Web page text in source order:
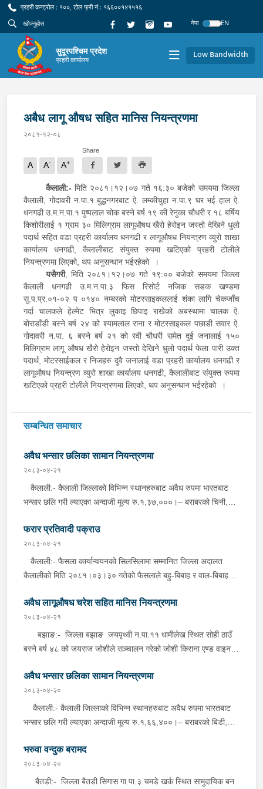
प्रहरी कन्ट्रोल : १००, टोल फ्री नं.: १६६००१४१५१६
नेपा
EN
सुदूरपश्चिम प्रदेश
प्रहरी कार्यालय Low Bandwidth
अबैध लागू औषध सहित मानिस नियन्त्रणमा
२०८१-१२-०८
A A- A+
Share
कैलाली:- मिति २०८१।१२।०७ गते १६:३० बजेको समयमा जिल्ला
कैलाली, गोदावरी न.पा.१ बुद्धनगरबाट ऐ. लम्कीचुहा न.पा.९ घर भई हाल ऐ.
धनगढी उ.म.न.पा.१ पुष्पलाल चोक बस्ने बर्ष १९ की रेनुका चौधरी र १८ बर्षिय
किशोरीलाई १ ग्राम ३० मिलिग्राम लागूऔषध खैरो हेरोइन जस्तो देखिने धुलो
पदार्थ सहित वडा प्रहरी कार्यालय धनगढी र लागूऔषध नियन्त्रण व्युरो शाखा
कार्यालय धनगढी, कैलालीबाट संयुक्त रुपमा खटिएको प्रहरी टोलीले
नियन्त्रणमा लिएको, थप अनुसन्धान भईरहेको ।
यसैगरी, मिति २०८१।१२।०७ गते १९:०० बजेको समयमा जिल्ला
कैलाली धनगढी उ.म.न.पा.३ फिस रिसोर्ट नजिक सडक खण्डमा
सु.प.प्र.०१-०२ प ०१४० नम्बरको मोटरसाइकललाई शंका लागि चेकजाँच
गर्दा चालकले हेल्मेट भित्र लुकाइ छिपाइ राखेको अबस्थामा चालक ऐ.
बोराडाँडी बस्ने बर्ष २४ को श्यामलाल राना र मोटरसाइकल पछाडी सवार ऐ.
गोदावरी न.पा. ६ बस्ने बर्ष २१ को रवी चौधरी समेत दुई जनालाई १५०
मिलिग्राम लागू औषध खैरो हेरोइन जस्तो देखिने धुलो पदार्थ फेला पारी उक्त
पदार्थ, मोटरसाईकल र निजहरु दुवै जनालाई वडा प्रहरी कार्यालय धनगढी र
लागूऔषध नियन्त्रण व्युरो शाखा कार्यालय धनगढी, कैलालीबाट संयुक्त रुपमा
खटिएको प्रहरी टोलीले नियन्त्रणमा लिएको, थप अनुसन्धान भईरहेको ।
सम्बन्धित समाचार
अवैध भन्सार छलिका सामान नियन्त्रणमा
२०८३-०४-२१
कैलाली:- कैलाली जिल्लाको विभिन्न स्थानहरुबाट अवैध रुपमा भारतबाट
भन्सार छलि गरी ल्याएका अन्दाजी मूल्य रु.१,३७,०००।– बराबरको चिनी,
जिल्ला प्रहरी कार्यालय कैलाली तथा मातहत कार्यालयबाट खटिएको प्रहरीले
बेवारिसे अवस्थामा फेला पारी आवश्यक प्रक्रिया पुरा गरी नियन्त्रणमा लिएको
छ । कञ्चनपुर:- कञ्चनपुर जिल्लाको विभिन्न स्थानहरुबाट अवैध रुपमा
भारतबाट भन्सार छलि गरी ल्याएका अन्दाजी मूल्य रु.२९,६००।– बराबरको
बुधबार जिल्ला प्रहरी कार्यालय कञ्चनपुर मातहत कार्यालयबाट खटिएको
प्रहरीले बेवारिसे अवस्थामा फेला पारी आवश्यक प्रक्रिया पुरा गरी
नियन्त्रणमा लिएको छ ।
फरार प्रतिवादी पक्राउ
२०८३-०४-२१
कैलाली:- फैसला कार्यान्वयनको सिलसिलामा सम्मानित जिल्ला अदालत
कैलालीको मिति २०८१।०३।३० गतेको फैसलाले बहु-बिबाह र वाल-बिबाह
तोकिएको टिकापुर न.पा.१ बस्ने बर्ष ४७ को तिला चन्द्र शर्मालाई इलाका
प्रहरी कार्यालय टिकापुर, कैलालीबाट खटिएको प्रहरीले बुधबार दिउँसो निजकै
घर ठेगानाबाट पक्राउ गरेको छ ।
अवैध लागूऔषध चरेश सहित मानिस नियन्त्रणमा
२०८३-०४-२१
बझाङ:- जिल्ला बझाङ जयपृथ्वी न.पा.११ धामीलेख स्थित सोही ठाउँ
बस्ने बर्ष ४८ को जयराज जोशीले सञ्चालन गरेको जोशी किराना एण्ड वाइन
पदार्थ, तौल गर्ने हाते तराजु थान-१ र नगद रु.१२,४००।- सहित बुधबार
दिउँसो प्रहरीले पक्राउ गरेको छ । जिल्ला प्रहरी कार्यालय बझाङबाट
खटिएको प्रहरी टोलीले निजले सञ्चालन गरेको पसलमा खानतलासी गर्दा
पसल भित्र लुकाई छिपाई राखेको अवस्थामा उक्त पदार्थ फेला पारी पक्राउ
अवैध भन्सार छलिका सामान नियन्त्रणमा
२०८३-०४-२०
कैलाली:- कैलाली जिल्लाको विभिन्न स्थानहरुबाट अवैध रुपमा भारतबाट
भन्सार छलि गरी ल्याएका अन्दाजी मूल्य रु.१,६६,४००।– बराबरको बिडी,
कार्यालय कैलाली तथा मातहत कार्यालयबाट खटिएको प्रहरीले बेवारिसे
अवस्थामा फेला पारी आवश्यक प्रक्रिया पुरा गरी नियन्त्रणमा लिएको छ ।
कञ्चनपुर:- कञ्चनपुर जिल्लाको विभिन्न स्थानहरुबाट अवैध रुपमा भारतबाट
भरुवा वन्दुक बरामद
२०८३-०४-२०
बैतडी:- जिल्ला बैतडी सिगास गा.पा.३ चमडे खर्क स्थित सामुदायिक बन